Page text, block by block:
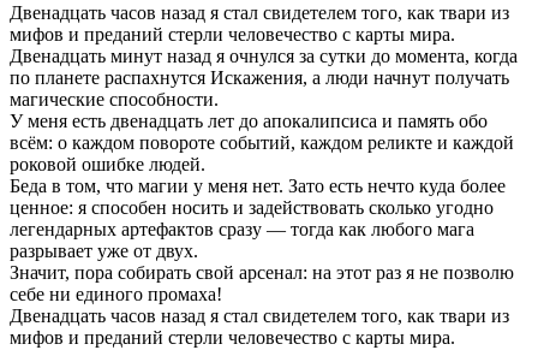
Двенадцать часов назад я стал свидетелем того, как твари из
мифов и преданий стерли человечество с карты мира.
Двенадцать минут назад я очнулся за сутки до момента, когда
по планете распахнутся Искажения, а люди начнут получать
магические способности.
У меня есть двенадцать лет до апокалипсиса и память обо
всём: о каждом повороте событий, каждом реликте и каждой
роковой ошибке людей.
Беда в том, что магии у меня нет. Зато есть нечто куда более
ценное: я способен носить и задействовать сколько угодно
легендарных артефактов сразу — тогда как любого мага
разрывает уже от двух.
Значит, пора собирать свой арсенал: на этот раз я не позволю
себе ни единого промаха!
Двенадцать часов назад я стал свидетелем того, как твари из
мифов и преданий стерли человечество с карты мира.